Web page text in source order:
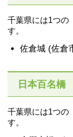
千葉県には1つの
す。
佐倉城 (佐倉
日本百名橋
千葉県には1つの
す。